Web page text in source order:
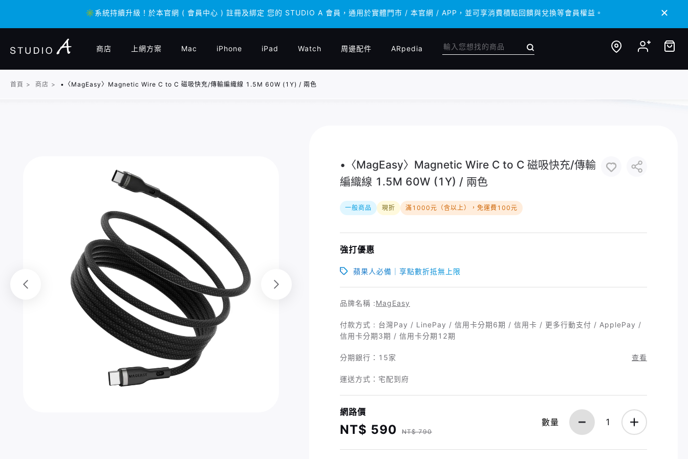
✳️系統持續升級！於本官網 ( 會員中心 ) 註冊及綁定 您的 STUDIO A 會員，通用於實體門市 / 本官網 / APP，並可享消費積點回饋與兌換等會員權益。
✳️系統持續升級！於本官網 ( 會員中心 ) 註冊及綁定 您的 STUDIO A 會員，通用於實體門市 / 本官網 / APP，並可享消費積點回饋與兌換等會員權益。
商店 上網方案 Mac iPhone iPad Watch 周邊配件 ARpedia
首頁 > 商店 > •〈MagEasy〉Magnetic Wire C to C 磁吸快充/傳輸編織線 1.5M 60W (1Y) / 兩色
•〈MagEasy〉Magnetic Wire C to C 磁吸快充/傳輸
編織線 1.5M 60W (1Y) / 兩色
一般商品 現折 滿1000元（含以上），免運費100元
強打優惠
蘋果人必備｜享點數折抵無上限
品牌名稱 :MagEasy
付款方式 : 台灣Pay / LinePay / 信用卡分期6期 / 信用卡 / 更多行動支付 / ApplePay /
信用卡分期3期 / 信用卡分期12期
分期銀行： 15家 查看
運送方式：宅配到府
網路價
NT$ 590 NT$ 790
數量 1